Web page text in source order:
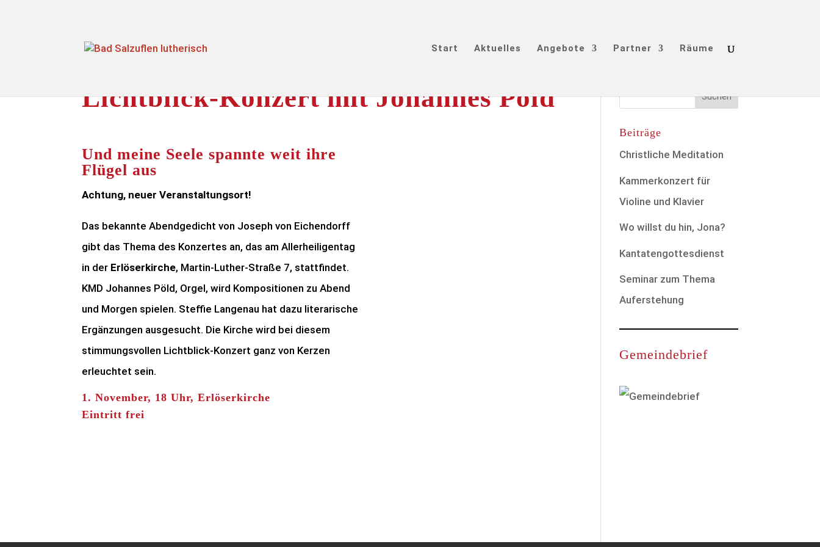
Start Aktuelles Angebote Partner Räume
Lichtblick-Konzert mit Johannes Pöld
Und meine Seele spannte weit ihre
Flügel aus
Achtung, neuer Veranstaltungsort!
Das bekannte Abendgedicht von Joseph von Eichendorff
gibt das Thema des Konzertes an, das am Allerheiligentag
in der Erlöserkirche, Martin-Luther-Straße 7, stattfindet.
KMD Johannes Pöld, Orgel, wird Kompositionen zu Abend
und Morgen spielen. Steffie Langenau hat dazu literarische
Ergänzungen ausgesucht. Die Kirche wird bei diesem
stimmungsvollen Lichtblick-Konzert ganz von Kerzen
erleuchtet sein.
1. November, 18 Uhr, Erlöserkirche
Eintritt frei
Beiträge
Christliche Meditation
Kammerkonzert für
Violine und Klavier
Wo willst du hin, Jona?
Kantatengottesdienst
Seminar zum Thema
Auferstehung
Gemeindebrief